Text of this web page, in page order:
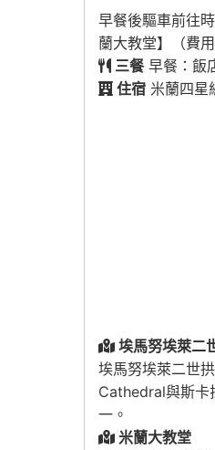
早餐後驅車前往
蘭大教堂】（費
三餐早餐：飯
住宿 米蘭四星
埃馬努埃萊二
埃馬努埃萊二世
Cathedral與斯卡
一。
米蘭大教堂